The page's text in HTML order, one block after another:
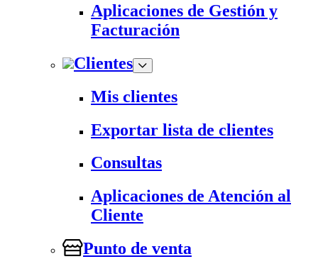
Aplicaciones de Gestión y
Facturación
Clientes
Mis clientes
Exportar lista de clientes
Consultas
Aplicaciones de Atención al
Cliente
Punto de venta